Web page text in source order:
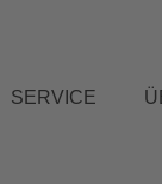
SERVICE